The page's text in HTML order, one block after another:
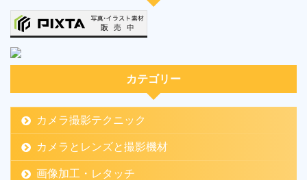
カテゴリー
カメラ撮影テクニック
カメラとレンズと撮影機材
画像加工・レタッチ